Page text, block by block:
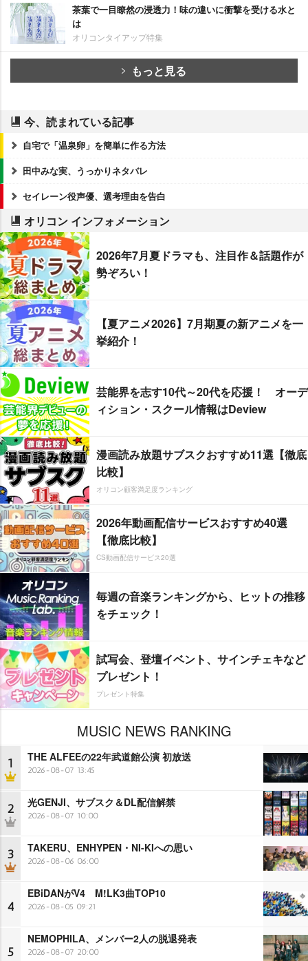
茶葉で一目瞭然の浸透力！味の違いに衝撃を受ける水と
は
オリコンタイアップ特集
もっと見る
今、読まれている記事
自宅で「温泉卵」を簡単に作る方法
田中みな実、うっかりネタバレ
セイレーン役声優、選考理由を告白
オリコン インフォメーション
2026年7月夏ドラマも、注目作＆話題作が
勢ぞろい！
【夏アニメ2026】7月期夏の新アニメを一
挙紹介！
芸能界を志す10代～20代を応援！ オーデ
ィション・スクール情報はDeview
漫画読み放題サブスクおすすめ11選【徹底
比較】
オリコン顧客満足度ランキング
2026年動画配信サービスおすすめ40選
【徹底比較】
CS動画配信サービス20選
毎週の音楽ランキングから、ヒットの推移
をチェック！
試写会、登壇イベント、サインチェキなど
プレゼント！
プレゼント特集
MUSIC NEWS RANKING
1 THE ALFEEの22年武道館公演 初放送
2026-08-07 13:45
2 光GENJI、サブスク＆DL配信解禁
2026-08-07 10:00
3 TAKERU、ENHYPEN・NI-KIへの思い
2026-08-06 06:00
4
EBiDANがV4 M!LK3曲TOP10
2026-08-05 09:21
5
NEMOPHILA、メンバー2人の脱退発表
2026-08-07 20:00